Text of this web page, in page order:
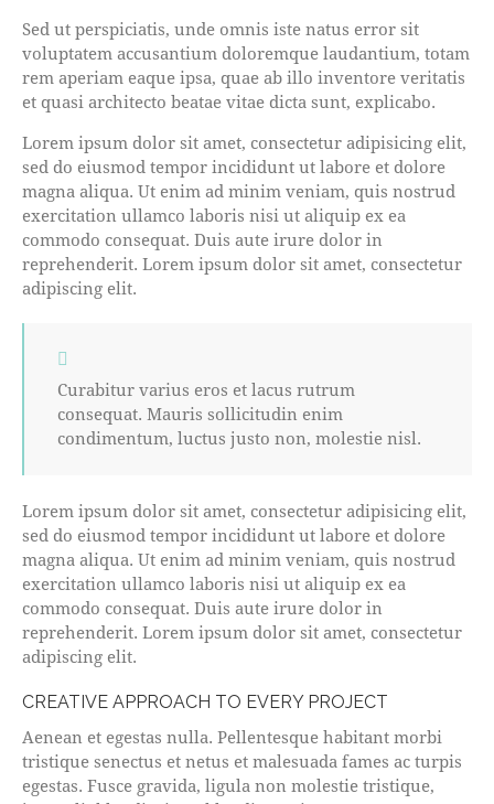
Sed ut perspiciatis, unde omnis iste natus error sit
voluptatem accusantium doloremque laudantium, totam
rem aperiam eaque ipsa, quae ab illo inventore veritatis
et quasi architecto beatae vitae dicta sunt, explicabo.
Lorem ipsum dolor sit amet, consectetur adipisicing elit,
sed do eiusmod tempor incididunt ut labore et dolore
magna aliqua. Ut enim ad minim veniam, quis nostrud
exercitation ullamco laboris nisi ut aliquip ex ea
commodo consequat. Duis aute irure dolor in
reprehenderit. Lorem ipsum dolor sit amet, consectetur
adipiscing elit.
Curabitur varius eros et lacus rutrum
consequat. Mauris sollicitudin enim
condimentum, luctus justo non, molestie nisl.
Lorem ipsum dolor sit amet, consectetur adipisicing elit,
sed do eiusmod tempor incididunt ut labore et dolore
magna aliqua. Ut enim ad minim veniam, quis nostrud
exercitation ullamco laboris nisi ut aliquip ex ea
commodo consequat. Duis aute irure dolor in
reprehenderit. Lorem ipsum dolor sit amet, consectetur
adipiscing elit.
CREATIVE APPROACH TO EVERY PROJECT
Aenean et egestas nulla. Pellentesque habitant morbi
tristique senectus et netus et malesuada fames ac turpis
egestas. Fusce gravida, ligula non molestie tristique,